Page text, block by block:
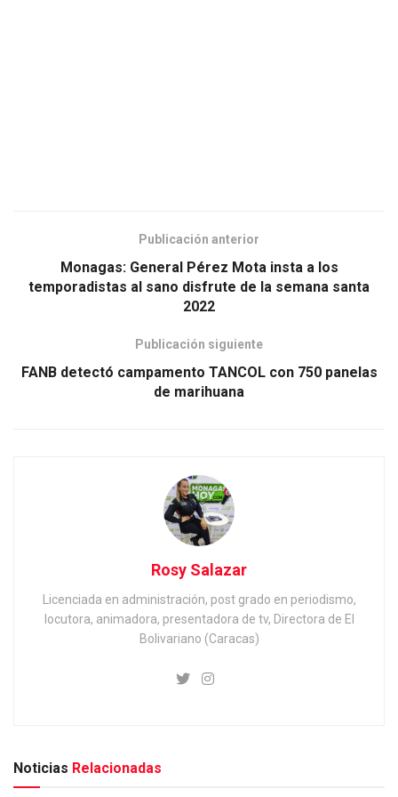
Publicación anterior
Monagas: General Pérez Mota insta a los
temporadistas al sano disfrute de la semana santa
2022
Publicación siguiente
FANB detectó campamento TANCOL con 750 panelas
de marihuana
Rosy Salazar
Licenciada en administración, post grado en periodismo,
locutora, animadora, presentadora de tv, Directora de El
Bolivariano (Caracas)
Noticias Relacionadas